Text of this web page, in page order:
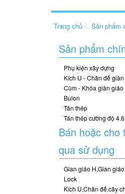
Trang chủ Sản phẩm
Sản phẩm
Phụ kiện xây dựng
Kích U - Chân đế
Cùm - Khóa giàn giáo
Bulon
Tán thép
Tán thép cường độ
Bán hoặc cho
qua sử dụng
Gian giáo H,Gian
Lock
Kích U,Chân đế,cây